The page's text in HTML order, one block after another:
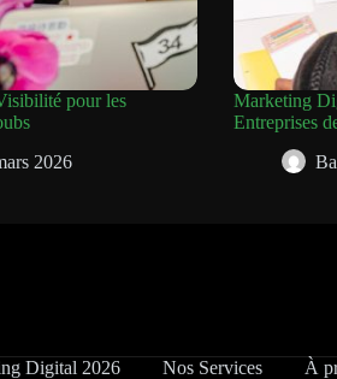
pour les
2026
Marketing
Entreprises
Digital 2026 Nos Services À